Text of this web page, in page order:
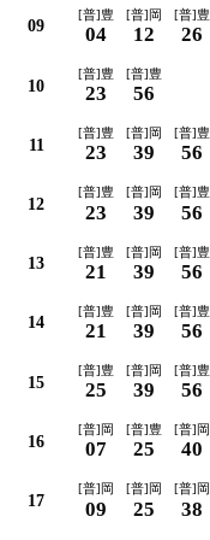
09
[普]豊
04
[普]岡
12
[普]豊
26
10
[普]豊
23
[普]豊
56
11
[普]豊
23
[普]岡
39
[普]豊
56
12
[普]豊
23
[普]岡
39
[普]豊
56
13
[普]豊
21
[普]岡
39
[普]豊
56
14
[普]豊
21
[普]岡
39
[普]豊
56
15
[普]豊
25
[普]岡
39
[普]豊
56
16
[普]岡
07
[普]豊
25
[普]岡
40
17
[普]岡
09
[普]岡
25
[普]岡
38